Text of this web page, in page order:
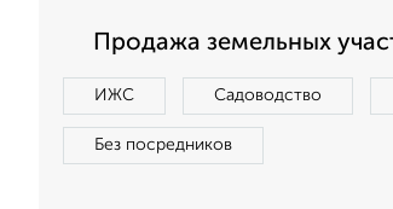
Продажа земельных
ИЖС Садоводство
Без посредников